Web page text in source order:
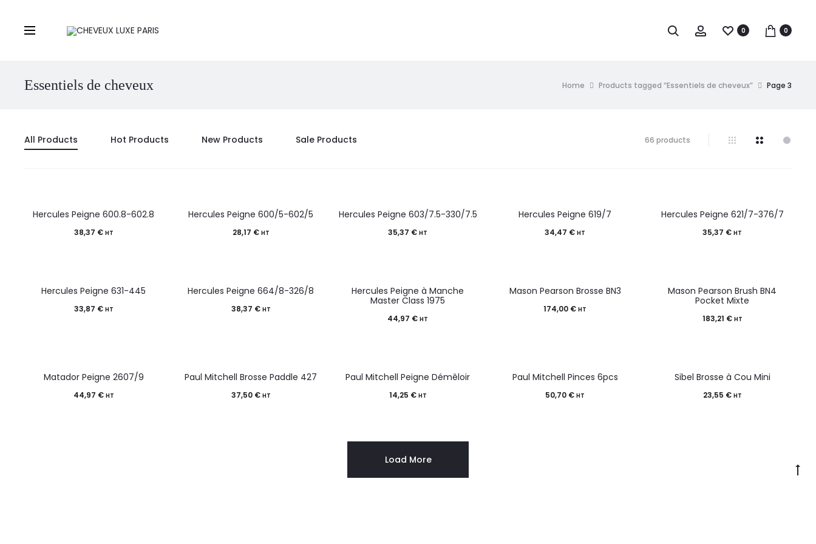
0 0
Essentiels de cheveux Home Products tagged “Essentiels de cheveux” Page 3
All Products Hot Products New Products Sale Products 66 products
Hercules Peigne 600.8-602.8
38,37 € HT
Hercules Peigne 600/5-602/5
28,17 € HT
Hercules Peigne 603/7.5-330/7.5
35,37 € HT
Hercules Peigne 619/7
34,47 € HT
Hercules Peigne 621/7-376/7
35,37 € HT
Hercules Peigne 631-445
33,87 € HT
Hercules Peigne 664/8-326/8
38,37 € HT
Hercules Peigne à Manche
Master Class 1975
44,97 € HT
Mason Pearson Brosse BN3
174,00 € HT
Mason Pearson Brush BN4
Pocket Mixte
183,21 € HT
Matador Peigne 2607/9
44,97 € HT
Paul Mitchell Brosse Paddle 427
37,50 € HT
Paul Mitchell Peigne Démêloir
14,25 € HT
Paul Mitchell Pinces 6pcs
50,70 € HT
Sibel Brosse à Cou Mini
23,55 € HT
Load More